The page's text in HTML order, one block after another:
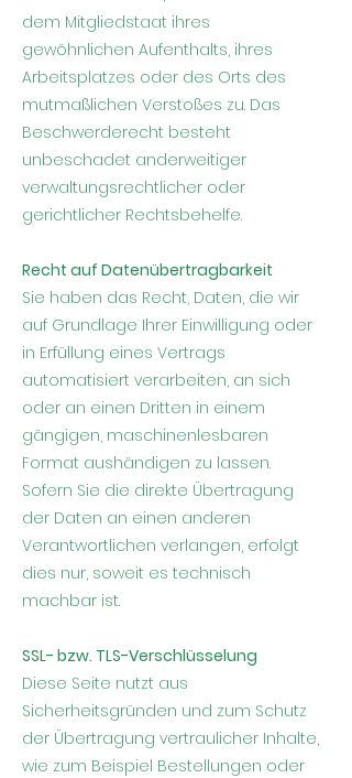
dem Mitgliedstaat ihres
gewöhnlichen Aufenthalts, ihres
Arbeitsplatzes oder des Orts des
mutmaßlichen Verstoßes zu. Das
Beschwerderecht besteht
unbeschadet anderweitiger
verwaltungsrechtlicher oder
gerichtlicher Rechtsbehelfe.
Recht auf Datenübertragbarkeit
Sie haben das Recht, Daten, die wir
auf Grundlage Ihrer Einwilligung oder
in Erfüllung eines Vertrags
automatisiert verarbeiten, an sich
oder an einen Dritten in einem
gängigen, maschinenlesbaren
Format aushändigen zu lassen.
Sofern Sie die direkte Übertragung
der Daten an einen anderen
Verantwortlichen verlangen, erfolgt
dies nur, soweit es technisch
machbar ist.
SSL- bzw. TLS-Verschlüsselung
Diese Seite nutzt aus
Sicherheitsgründen und zum Schutz
der Übertragung vertraulicher Inhalte,
wie zum Beispiel Bestellungen oder